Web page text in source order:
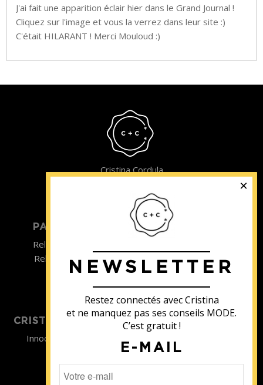
J'ai fait une apparition éclair hier dans le Grand Journal !
Cliquez sur l'image et vous la verrez dans leur site :)
C'était HILARANT ! Merci Mouloud :)
Cristina Cordula
PARTICULIER
Relooking homme
Relooking femme
ENTREPRISE
ENTREPRISE
Formations
CRISTINA SOUTIENT
Innocence en Danger
Sidaction
Contact
Newsletter
NEWSLETTER
Restez connectés avec Cristina
et ne manquez pas ses conseils MODE.
C’est gratuit !
E-MAIL